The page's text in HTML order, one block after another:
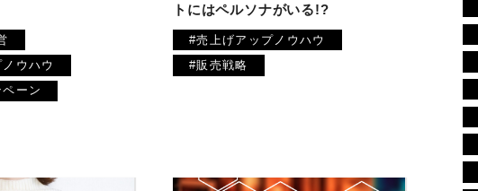
ウハウ
ーン
トにはペルソナがいる!?
#売上げアップノウハウ
#販売戦略